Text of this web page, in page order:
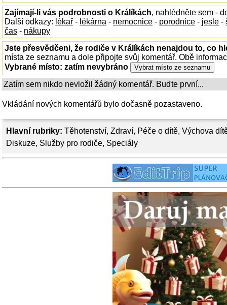
Hlavní rubriky: Těhotenství, Zdraví, Péče o dítě, Výchova
Diskuze, Služby pro rodiče, Speciály
Zajímají-li vás podrobnosti o Králíkách, nahlédněte sem -
Další odkazy: lékař - lékárna - nemocnice - porodnice - jesle -
čas - nákupy
Jste přesvědčeni, že rodiče v Králíkách nenajdou to, co
místa ze seznamu a dole připojte svůj komentář. Obě
Vybrané místo: zatím nevybráno
Zatím sem nikdo nevložil žádný komentář. Buďte první...
Vkládání nových komentářů bylo dočasně pozastaveno.